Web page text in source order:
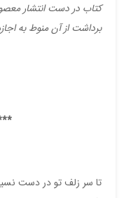
کتاب در دست انتشار
برداشت از آن منوط به
***
تا سر زلف تو در دست